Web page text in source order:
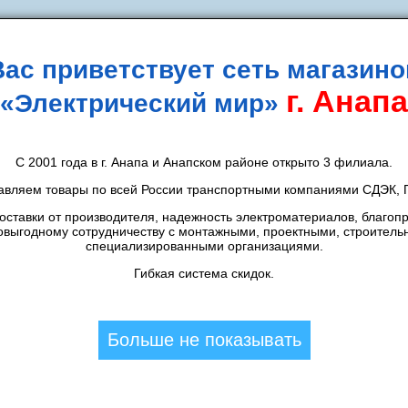
Инструмент для монтажа
СРЕДСТВА ЗАЩИТЫ,
для инструмента 500х250х260мм
приветствует сеть
«Электрический мир» г. Анапа
С 2001 года в г. Анапа и Анапском районе открыто 3 филиала.
товары по всей России транспортными компаниями СДЭК,
от производителя, надежность электроматериалов,
сотрудничеству с монтажными, проектными,
специализированными организациями.
Гибкая система скидок.
Больше не показывать